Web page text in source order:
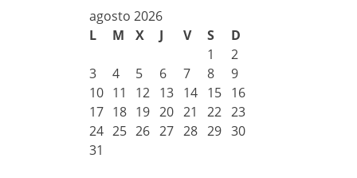
agosto 2026
L
M X J V S
D
1
2
3
4 5 6 7 8
9
10 11 12 13 14 15 16
17 18 19 20 21 22 23
24 25 26 27 28 29 30
31